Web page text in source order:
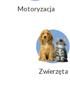
Motoryzacja
Zwierzęta